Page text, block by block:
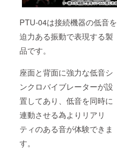
PTU-04は接続機器の低音を
迫力ある振動で表現する製
品です。
座面と背面に強力な低音シ
ンクロバイブレーターが設
置してあり、低音を同時に
連動させる為よりリアリ
ティのある音が体験できま
す。